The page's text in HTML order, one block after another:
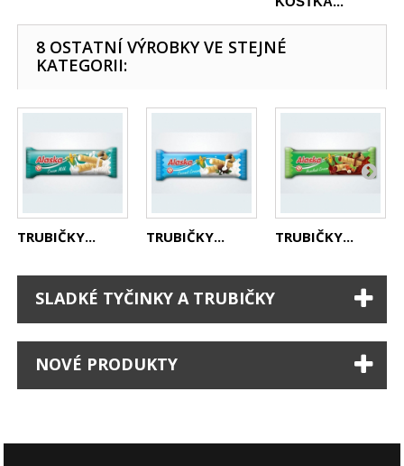
8 OSTATNÍ VÝROBKY VE STEJNÉ
KATEGORII:
TRUBIČKY... TRUBIČKY... TRUBIČKY...
SLADKÉ TYČINKY A TRUBIČKY
NOVÉ PRODUKTY